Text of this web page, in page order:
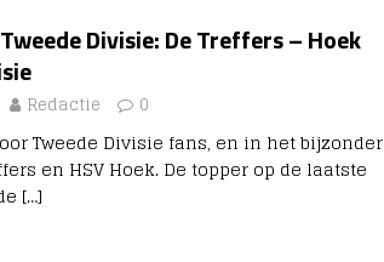
Divisie: De Treffers – Hoek
Redactie 0
Tweede Divisie fans, en in het bijzonder
en HSV Hoek. De topper op de laatste
[…]